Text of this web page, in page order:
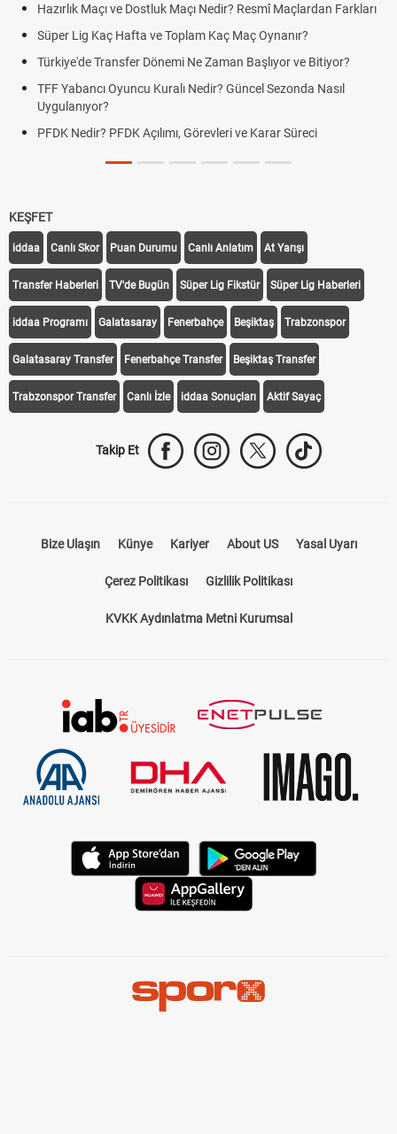
Hazırlık Maçı ve Dostluk Maçı Nedir? Resmî Maçlardan Farkları
Süper Lig Kaç Hafta ve Toplam Kaç Maç Oynanır?
Türkiye'de Transfer Dönemi Ne Zaman Başlıyor ve Bitiyor?
TFF Yabancı Oyuncu Kuralı Nedir? Güncel Sezonda Nasıl
Uygulanıyor?
PFDK Nedir? PFDK Açılımı, Görevleri ve Karar Süreci
KEŞFET
iddaa Canlı Skor Puan Durumu Canlı Anlatım At Yarışı
Transfer Haberleri TV'de Bugün Süper Lig Fikstür Süper Lig Haberleri
iddaa Programı Galatasaray Fenerbahçe Beşiktaş Trabzonspor
Galatasaray Transfer Fenerbahçe Transfer Beşiktaş Transfer
Trabzonspor Transfer Canlı İzle iddaa Sonuçları Aktif Sayaç
Takip Et
Bize Ulaşın Künye Kariyer About US Yasal Uyarı
Çerez Politikası Gizlilik Politikası
KVKK Aydınlatma Metni Kurumsal